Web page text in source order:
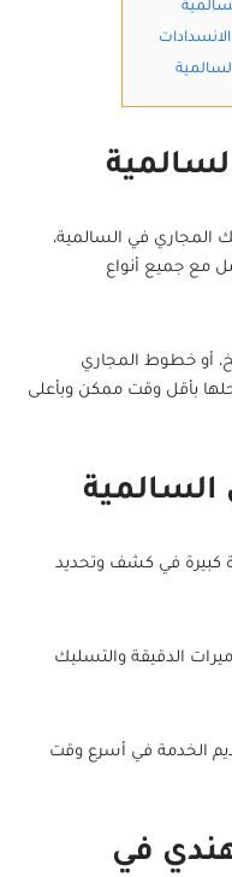
في السالمية،
مع جميع أنواع
أو خطوط المجاري
بأقل وقت ممكن وبأعلى
كبيرة في كشف وتحديد
الدقيقة والتسليك
الخدمة في أسرع وقت
في